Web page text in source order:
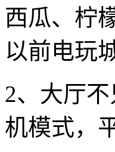
西瓜、柠
以前电玩
2、大厅
机模式，